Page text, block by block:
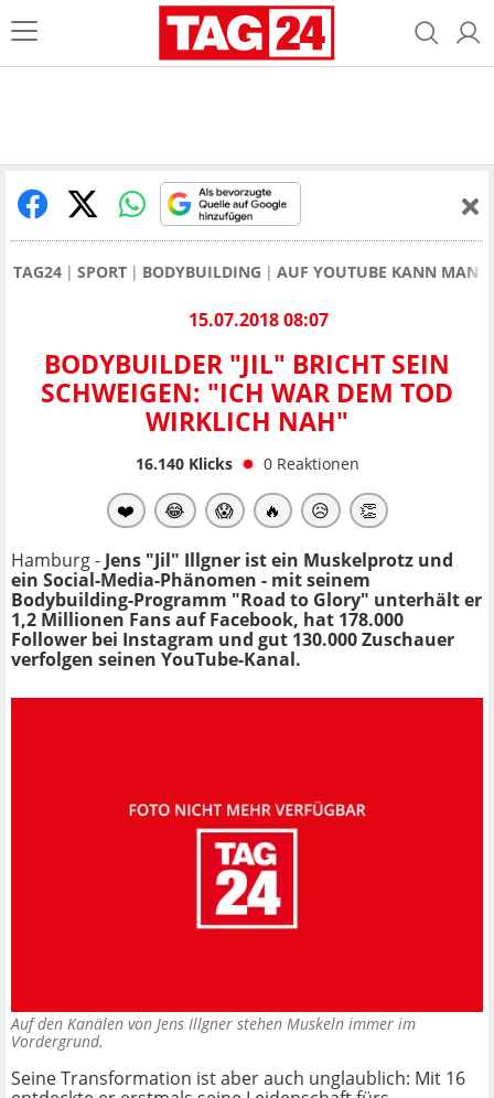
TAG24 SPORT BODYBUILDING AUF YOUTUBE KANN MAN
15.07.2018 08:07
BODYBUILDER "JIL" BRICHT SEIN
SCHWEIGEN: "ICH WAR DEM TOD
WIRKLICH NAH"
16.140Klicks 0 Reaktionen
❤️ 😂 😱 🔥 😥 👏
Hamburg - Jens "Jil" Illgner ist ein Muskelprotz und
ein Social-Media-Phänomen - mit seinem
Bodybuilding-Programm "Road to Glory" unterhält er
1,2 Millionen Fans auf Facebook, hat 178.000
Follower bei Instagram und gut 130.000 Zuschauer
verfolgen seinen YouTube-Kanal.
Auf den Kanälen von Jens Illgner stehen Muskeln immer im
Vordergrund.
Seine Transformation ist aber auch unglaublich: Mit 16